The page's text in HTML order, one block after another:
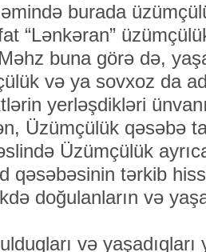
burada
“Lənkəran”
Məhz buna görə də,
və ya sovxoz da
yerləşdikləri
Üzümçülük qəsəbə
Üzümçülük
qəsəbəsinin tərkib
doğulanların və
və